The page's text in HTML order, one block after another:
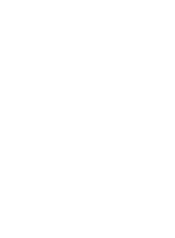
ラストタワー本館16・